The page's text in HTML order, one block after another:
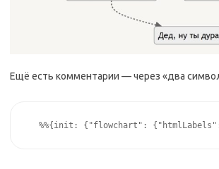
Ещё есть комментарии — через «два
%%{init: {"flowchart":